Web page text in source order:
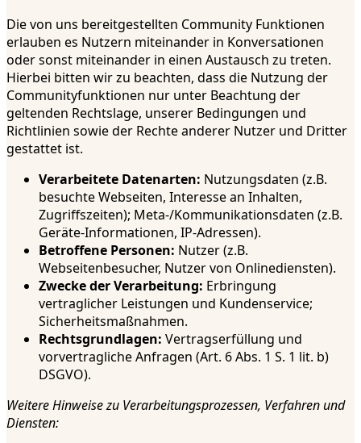
Die von uns bereitgestellten Community Funktionen
erlauben es Nutzern miteinander in Konversationen
oder sonst miteinander in einen Austausch zu treten.
Hierbei bitten wir zu beachten, dass die Nutzung der
Communityfunktionen nur unter Beachtung der
geltenden Rechtslage, unserer Bedingungen und
Richtlinien sowie der Rechte anderer Nutzer und Dritter
gestattet ist.
Verarbeitete Datenarten: Nutzungsdaten (z.B.
besuchte Webseiten, Interesse an Inhalten,
Zugriffszeiten); Meta-/Kommunikationsdaten (z.B.
Geräte-Informationen, IP-Adressen).
Betroffene Personen: Nutzer (z.B.
Webseitenbesucher, Nutzer von Onlinediensten).
Zwecke der Verarbeitung: Erbringung
vertraglicher Leistungen und Kundenservice;
Sicherheitsmaßnahmen.
Rechtsgrundlagen: Vertragserfüllung und
vorvertragliche Anfragen (Art. 6 Abs. 1 S. 1 lit. b)
DSGVO).
Weitere Hinweise zu Verarbeitungsprozessen, Verfahren und
Diensten: